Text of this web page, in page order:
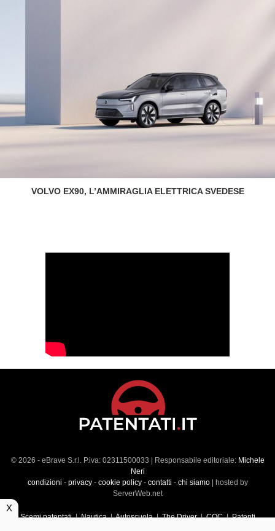
VOLVO EX90, L’AMMIRAGLIA ELETTRICA SVEDESE
© 2026 - eBrave S.r.l. P.iva: 02311500033 | Responsabile editoriale: Michele
Neri
condizioni - privacy- cookie policy- contatti - chi siamo| hosted by
ServerWeb.net
Scemi patentati|Nautica|Autoscuola|The Driver|CQC|Patenti
X